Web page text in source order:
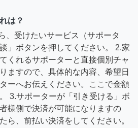
は？
、受けたいサービス（サポータ
」ボタンを押してください。 2.家
くれるサポーターと直接個別チャ
ますので、具体的な内容、希望日
ーへお伝えください。ここで金額
3.サポーターが「引き受ける」ボ
様側で決済が可能になりますの
ら、前払い決済をしてください。